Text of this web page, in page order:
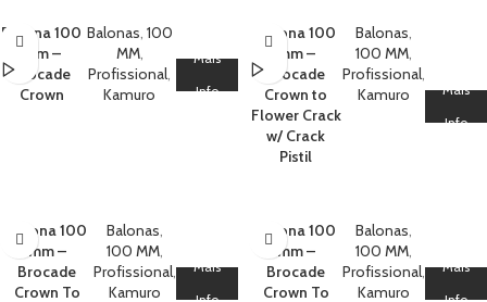
Balona 100
mm –
Brocade
Crown
Balonas, 100
MM,
Profissional,
Kamuro
Mais
Info
Balona 100
mm –
Brocade
Crown to
Flower Crack
w/ Crack
Pistil
Balonas,
100 MM,
Profissional,
Kamuro
Mais
Info
Balona 100
mm –
Brocade
Crown To
Balonas,
100 MM,
Profissional,
Kamuro
Mais
Balona 100
mm –
Brocade
Crown To
Balonas,
100 MM,
Profissional,
Kamuro
Mais